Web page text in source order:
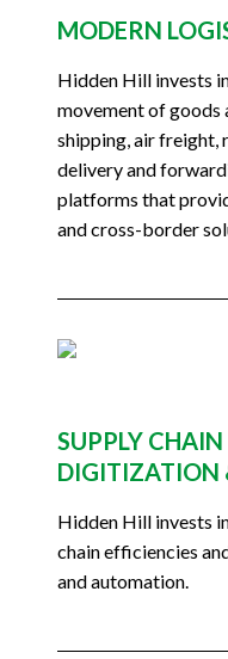
MODERN
Hidden Hill invests
movement of goods
shipping, air freight,
delivery and
platforms that
and cross-border
SUPPLY CHAIN
Hidden Hill invests
chain efficiencies
and automation.